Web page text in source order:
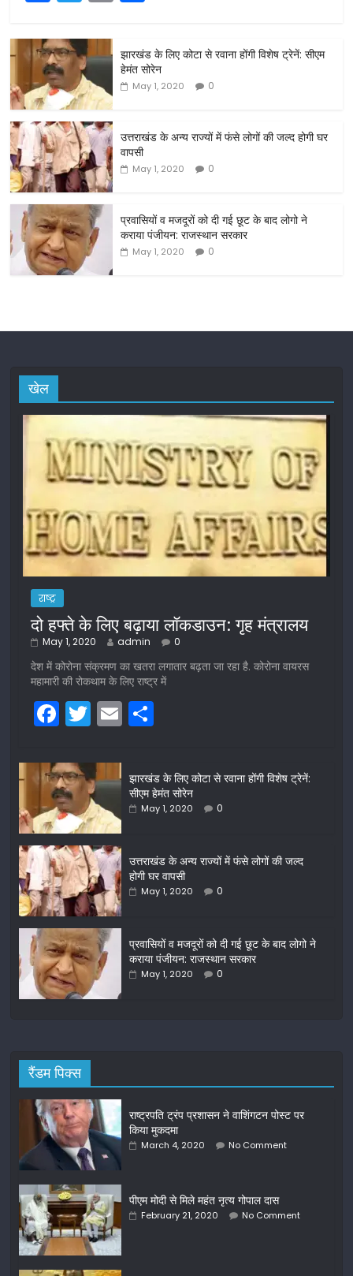
a
c
e
b
o
o
k
w
itt
er
m
ar
e
झारखंड के लिए कोटा से रवाना होंगी विशेष ट्रेनें: सीएम
हेमंत सोरेन
May 1, 2020 0
उत्तराखंड के अन्य राज्यों में फंसे लोगों की जल्द होगी घर
वापसी
May 1, 2020 0
प्रवासियों व मजदूरों को दी गई छूट के बाद लोगो ने
कराया पंजीयन: राजस्थान सरकार
May 1, 2020 0
खेल
राष्ट्र
दो हफ्ते के लिए बढ़ाया लॉकडाउन: गृह मंत्रालय
May 1, 2020 admin 0
देश में कोरोना संक्रमण का खतरा लगातार बढ़ता जा रहा है. कोरोना वायरस
महामारी की रोकथाम के लिए राष्ट्र में
F
a
c
e
b
o
o
k
T
w
itt
er
E
m
ar
e
झारखंड के लिए कोटा से रवाना होंगी विशेष ट्रेनें:
सीएम हेमंत सोरेन
May 1, 2020 0
उत्तराखंड के अन्य राज्यों में फंसे लोगों की जल्द
होगी घर वापसी
May 1, 2020 0
प्रवासियों व मजदूरों को दी गई छूट के बाद लोगो ने
कराया पंजीयन: राजस्थान सरकार
May 1, 2020 0
रैंडम पिक्स
राष्ट्रपति ट्रंप प्रशासन ने वाशिंगटन पोस्ट पर
किया मुकदमा
March 4, 2020 No Comment
पीएम मोदी से मिले महंत नृत्य गोपाल दास
February 21, 2020 No Comment